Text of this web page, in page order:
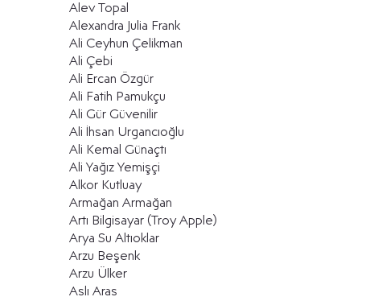
Alev Topal
Alexandra Julia Frank
Ali Ceyhun Çelikman
Ali Çebi
Ali Ercan Özgür
Ali Fatih Pamukçu
Ali Gür Güvenilir
Ali İhsan Urgancıoğlu
Ali Kemal Günaçtı
Ali Yağız Yemişçi
Alkor Kutluay
Armağan Armağan
Artı Bilgisayar (Troy Apple)
Arya Su Altıoklar
Arzu Beşenk
Arzu Ülker
Aslı Aras